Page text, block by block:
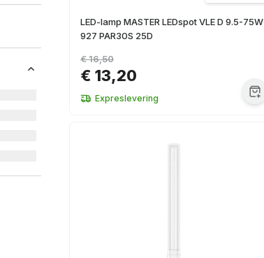
LED-lamp MASTER LEDspot VLE D 9.5-75W
927 PAR30S 25D
€ 13,20
€ 16,50
Expreslevering